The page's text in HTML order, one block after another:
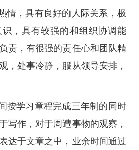
情，具有良好的人际关系，极
，具有较强的和组织协调能
责，有很强的责任心和团队精
，处事冷静，服从领导安排，
按学习章程完成三年制的同时
写作，对于周遭事物的观察，
达于文章之中，业余时间通过